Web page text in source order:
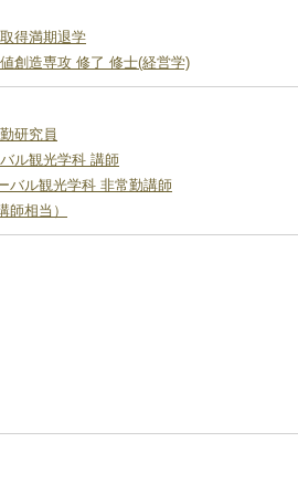
得満期退学
創造専攻 修了 修士(経営学)
研究員
ル観光学科 講師
ル観光学科 非常勤講師
相当）